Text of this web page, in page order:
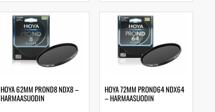
HOYA 62MM PROND8 NDX8 –
HARMAASUODIN
HOYA 72MM PROND64 NDX64
– HARMAASUODIN